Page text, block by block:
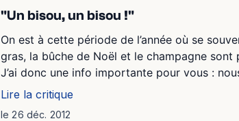
"Un bisou, un bisou !"
On est à cette période de l’année où se
gras, la bûche de Noël et le champagne
J’ai donc une info importante pour vous :
Lire la critique
le 26 déc. 2012